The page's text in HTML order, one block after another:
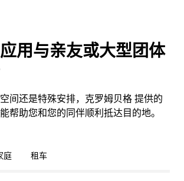
用与亲友或大型团体
间还是特殊安排，克罗姆贝格 提供的
帮助您和您的同伴顺利抵达目的地。
庭 租车